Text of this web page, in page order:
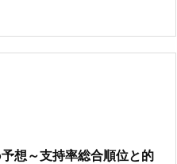
想～支持率総合順位と的